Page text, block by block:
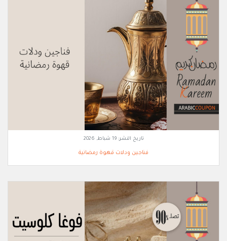
تاريخ النشر:19 شباط, 2026
فناجين ودلات قهوة رمضانية